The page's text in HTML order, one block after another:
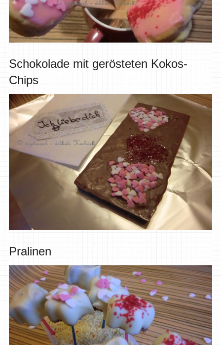
Schokolade mit gerösteten Kokos-
Chips
Pralinen